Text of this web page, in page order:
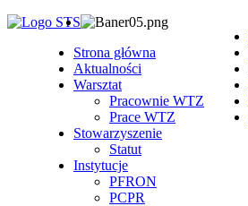
Strona główna
Aktualności
Warsztat
Pracownie WTZ
Prace WTZ
Stowarzyszenie
Statut
Instytucje
PFRON
PCPR